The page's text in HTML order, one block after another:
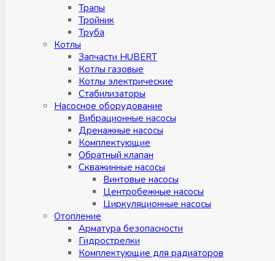
Трапы
Тройник
Труба
Котлы
Запчасти HUBERT
Котлы газовые
Котлы электрические
Стабилизаторы
Насосное оборудование
Вибрационные насосы
Дренажные насосы
Комплектующие
Обратный клапан
Скважинные насосы
Винтовые насосы
Центробежные насосы
Циркуляционные насосы
Отопление
Арматура безопасности
Гидрострелки
Комплектующие для радиаторов